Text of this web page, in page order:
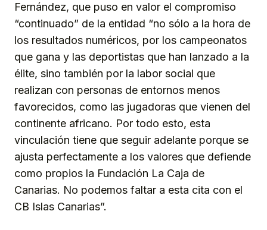
Fernández, que puso en valor el compromiso
“continuado” de la entidad “no sólo a la hora de
los resultados numéricos, por los campeonatos
que gana y las deportistas que han lanzado a la
élite, sino también por la labor social que
realizan con personas de entornos menos
favorecidos, como las jugadoras que vienen del
continente africano. Por todo esto, esta
vinculación tiene que seguir adelante porque se
ajusta perfectamente a los valores que defiende
como propios la Fundación La Caja de
Canarias. No podemos faltar a esta cita con el
CB Islas Canarias”.